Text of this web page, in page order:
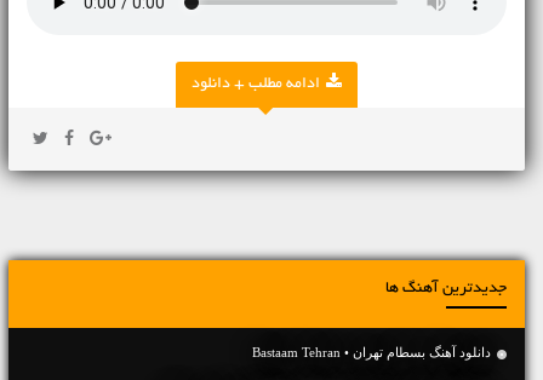
ادامه مطلب + دانلود
جدیدترین آهنگ ها
دانلود آهنگ بسطام تهران • Bastaam Tehran